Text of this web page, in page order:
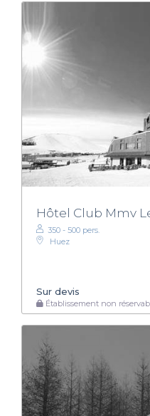
Hôtel Club Mmv
350 - 500 pers.
Huez
Sur devis
Établissement non